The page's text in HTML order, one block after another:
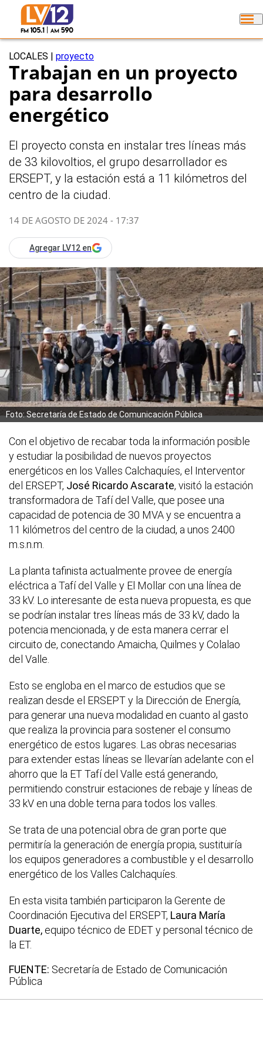
LOCALES proyecto
Trabajan en un proyecto
para desarrollo
energético
El proyecto consta en instalar tres líneas más
de 33 kilovoltios, el grupo desarrollador es
ERSEPT, y la estación está a 11 kilómetros del
centro de la ciudad.
14 DE AGOSTO DE 2024 - 17:37
Agregar LV12 en
Foto: Secretaría de Estado de Comunicación Pública
Con el objetivo de recabar toda la información posible
y estudiar la posibilidad de nuevos proyectos
energéticos en los Valles Calchaquíes, el Interventor
del ERSEPT, José Ricardo Ascarate, visitó la estación
transformadora de Tafí del Valle, que posee una
capacidad de potencia de 30 MVA y se encuentra a
11 kilómetros del centro de la ciudad, a unos 2400
m.s.n.m.
La planta tafinista actualmente provee de energía
eléctrica a Tafí del Valle y El Mollar con una línea de
33 kV. Lo interesante de esta nueva propuesta, es que
se podrían instalar tres líneas más de 33 kV, dado la
potencia mencionada, y de esta manera cerrar el
circuito de, conectando Amaicha, Quilmes y Colalao
del Valle.
Esto se engloba en el marco de estudios que se
realizan desde el ERSEPT y la Dirección de Energía,
para generar una nueva modalidad en cuanto al gasto
que realiza la provincia para sostener el consumo
energético de estos lugares. Las obras necesarias
para extender estas líneas se llevarían adelante con el
ahorro que la ET Tafí del Valle está generando,
permitiendo construir estaciones de rebaje y líneas de
33 kV en una doble terna para todos los valles.
Se trata de una potencial obra de gran porte que
permitiría la generación de energía propia, sustituiría
los equipos generadores a combustible y el desarrollo
energético de los Valles Calchaquíes.
En esta visita también participaron la Gerente de
Coordinación Ejecutiva del ERSEPT, Laura María
Duarte, equipo técnico de EDET y personal técnico de
la ET.
FUENTE: Secretaría de Estado de Comunicación
Pública